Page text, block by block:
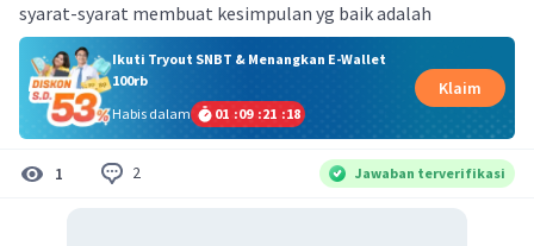
syarat-syarat membuat kesimpulan yg baik adalah
Ikuti Tryout SNBT & Menangkan E-Wallet
100rb
Habis dalam
01 :09 :21 :17
Klaim
1 2 Jawaban terverifikasi